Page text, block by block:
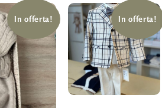
In offerta! In offerta!